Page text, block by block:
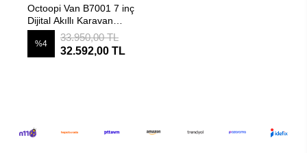
Octoopi Van B7001 7 inç
Dijital Akıllı Karavan
Kontrol Paneli
%4
33.950,00 TL
32.592,00 TL